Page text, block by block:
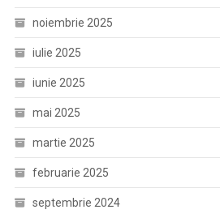
noiembrie 2025
iulie 2025
iunie 2025
mai 2025
martie 2025
februarie 2025
septembrie 2024